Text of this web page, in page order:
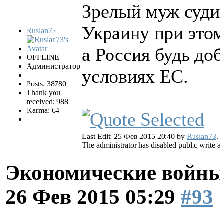
Ruslan73
OFFLINE
Администратор
Posts: 38780
Thank you
received: 988
Karma: 64
Зрелый муж
Украину при
а Россия будь
условиях ЕС.
Last Edit: 25 Фев 2015 20:40 by Ruslan73.
The administrator has disabled public write
Экономические
26 Фев 2015 05:29 #93